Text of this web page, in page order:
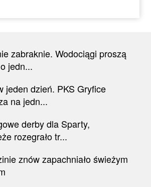
zabraknie. Wodociągi proszą
jedn...
jeden dzień. PKS Gryfice
na jedn...
derby dla Sparty,
rozegrało tr...
znów zapachniało świeżym